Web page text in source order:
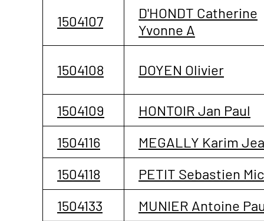
1504107
D'HONDT Catherine
Yvonne A
1504108 DOYEN Olivier
1504109
HONTOIR Jan Paul
1504116
MEGALLY Karim
1504118
PETIT Sebastien
1504133
MUNIER Antoine